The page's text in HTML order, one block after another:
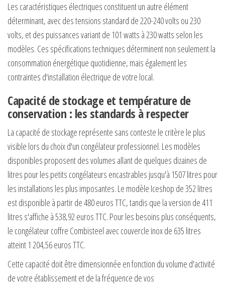
Les caractéristiques électriques constituent un autre élément
déterminant, avec des tensions standard de 220-240 volts ou 230
volts, et des puissances variant de 101 watts à 230 watts selon les
modèles. Ces spécifications techniques déterminent non seulement la
consommation énergétique quotidienne, mais également les
contraintes d'installation électrique de votre local.
Capacité de stockage et température de
conservation : les standards à respecter
La capacité de stockage représente sans conteste le critère le plus
visible lors du choix d'un congélateur professionnel. Les modèles
disponibles proposent des volumes allant de quelques dizaines de
litres pour les petits congélateurs encastrables jusqu'à 1507 litres pour
les installations les plus imposantes. Le modèle Iceshop de 352 litres
est disponible à partir de 480 euros TTC, tandis que la version de 411
litres s'affiche à 538,92 euros TTC. Pour les besoins plus conséquents,
le congélateur coffre Combisteel avec couvercle inox de 635 litres
atteint 1 204,56 euros TTC.
Cette capacité doit être dimensionnée en fonction du volume d'activité
de votre établissement et de la fréquence de vos